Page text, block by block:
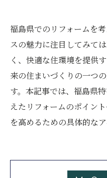
福島県でのリフォームを
スの魅力に注目してみて
く、快適な住環境を提供
来の住まいづくりの一つ
す。本記事では、福島県
えたリフォームのポイン
を高めるための具体的な